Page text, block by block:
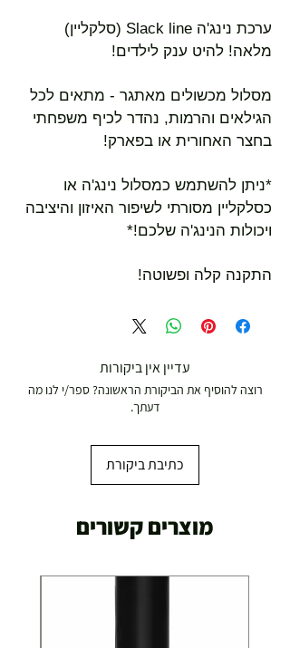
ערכת נינג'ה Slack line (סלקליין)
מלאה! להיט ענק לילדים!
מסלול מכשולים מאתגר - מתאים לכל
הגילאים והרמות, נהדר לכיף משפחתי
בחצר האחורית או בפארק!
*ניתן להשתמש כמסלול נינג'ה או
כסלקליין מסורתי לשיפור האיזון והיציבה
ויכולות הנינג'ה שלכם!*
התקנה קלה ופשוטה!
עדיין אין ביקורות
רוצה להוסיף את הביקורת הראשונה? ספר/י לנו מה
דעתך.
כתיבת ביקורת
מוצרים קשורים